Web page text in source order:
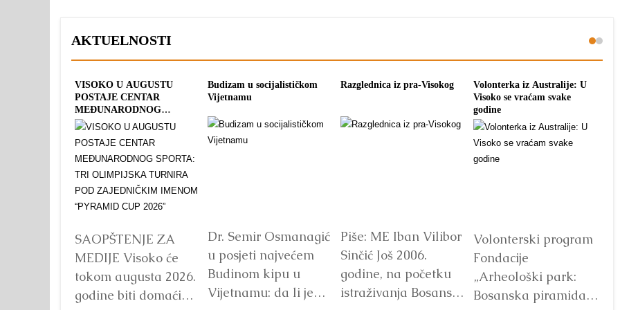
AKTUELNOSTI
VISOKO U AUGUSTU
POSTAJE CENTAR
MEĐUNARODNOG
SPORTA: TRI OLIMPIJSKA
ZAJEDNIČKIM IMENOM
“PYRAMID CUP 2026”
SAOPŠTENJE ZA
MEDIJE Visoko će
tokom augusta 2026.
godine biti domaćin
Budizam u socijalističkom
Vijetnamu
Dr. Semir Osmanagić
u posjeti najvećem
Budinom kipu u
Vijetnamu: da li je
Razglednica iz pra-Visokog
Piše: ME Iban Vilibor
Sinčić Još 2006.
godine, na početku
istraživanja Bosanske
Volonterka iz Australije: U
Visoko se vraćam svake
godine
Volonterski program
Fondacije
„Arheološki park:
Bosanska piramida